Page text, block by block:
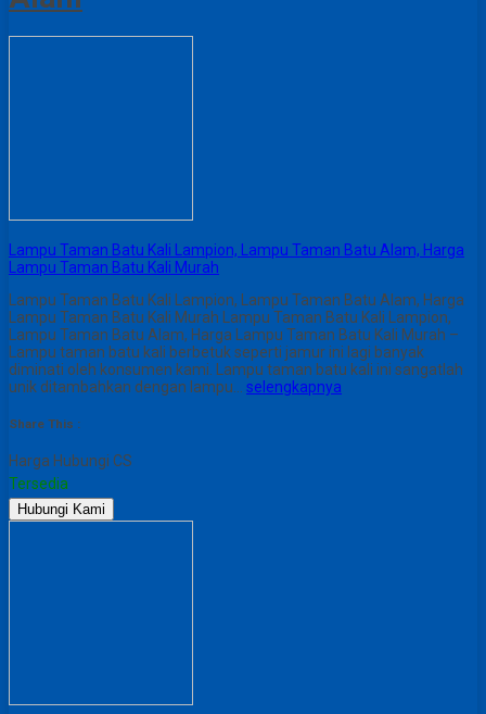
Lampu Taman Batu Kali Lampion, Lampu Taman Batu Alam, Harga
Lampu Taman Batu Kali Murah
Lampu Taman Batu Kali Lampion, Lampu Taman Batu Alam, Harga
Lampu Taman Batu Kali Murah Lampu Taman Batu Kali Lampion,
Lampu Taman Batu Alam, Harga Lampu Taman Batu Kali Murah –
Lampu taman batu kali berbetuk seperti jamur ini lagi banyak
diminati oleh konsumen kami. Lampu taman batu kali ini sangatlah
unik ditambahkan dengan lampu… selengkapnya
Share This :
Harga Hubungi CS
Tersedia
Hubungi Kami